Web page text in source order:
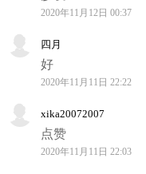
2020年11月12日 00:37
四月
好
2020年11月11日 22:22
xika20072007
点赞
2020年11月11日 22:03